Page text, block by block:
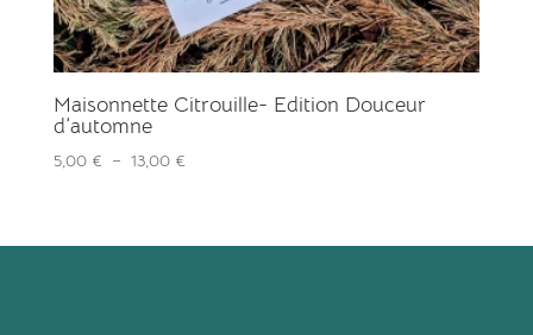
Maisonnette Citrouille- Edition Douceur
d’automne
5,00 € – 13,00 €Plage
5,00 €